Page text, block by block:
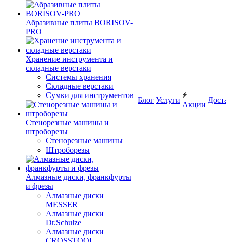
Абразивные плиты BORISOV-
PRO
Хранение инструмента и
складные верстаки
Системы хранения
Складные верстаки
Сумки для инструментов
Стенорезные машины и
штроборезы
Стенорезные машины
Штроборезы
Алмазные диски, франкфурты
и фрезы
Алмазные диски
MESSER
Алмазные диски
Dr.Schulze
Алмазные диски
Блог Услуги
Акции